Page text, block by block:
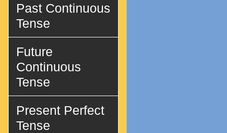
Past Continuous
Tense
Future
Continuous
Tense
Present Perfect
Tense